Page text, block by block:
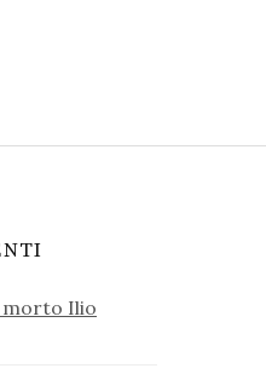
morto Ilio